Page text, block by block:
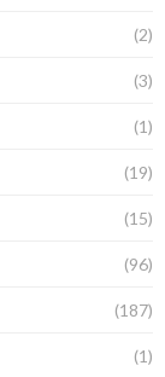
(2)
(3)
(1)
(19)
(15)
(96)
(187)
(1)